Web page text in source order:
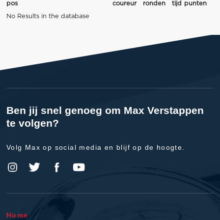
pos coureur ronden tijd
punten
No Results in the database
Ben jij snel genoeg om Max Verstappen
te volgen?
Volg Max op social media en blijf op de hoogte.
Home